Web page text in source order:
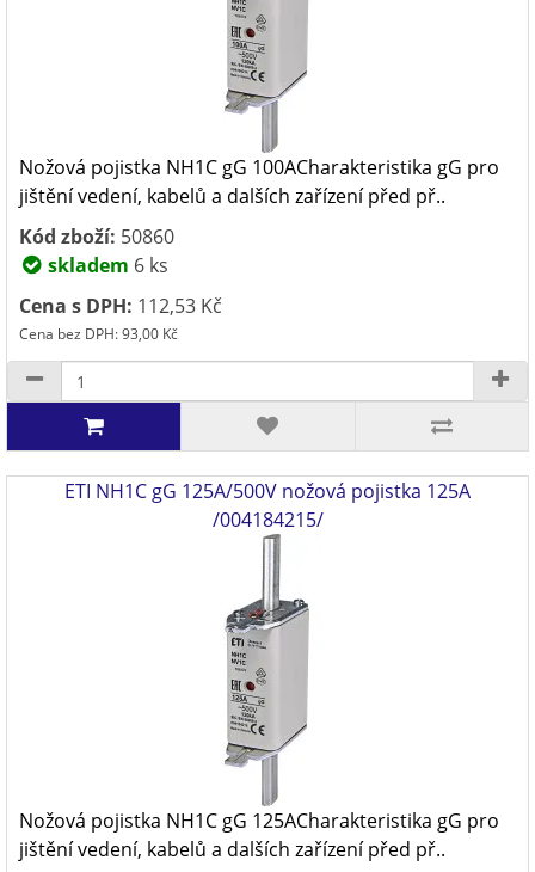
Nožová pojistka NH1C gG 100ACharakteristika gG pro
jištění vedení, kabelů a dalších zařízení před př..
Kód zboží: 50860
skladem 6 ks
Cena s DPH: 112,53 Kč
Cena bez DPH: 93,00 Kč
ETI NH1C gG 125A/500V nožová pojistka 125A
/004184215/
Nožová pojistka NH1C gG 125ACharakteristika gG pro
jištění vedení, kabelů a dalších zařízení před př..